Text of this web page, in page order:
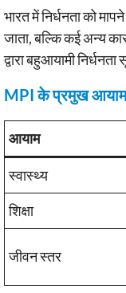
भारत में निर्धनता को
जाता, बल्कि कई अन्य
द्वारा बहुआयामी
MPI के प्रमुख आयाम
आयाम
स्वास्थ्य
शिक्षा
जीवन स्तर